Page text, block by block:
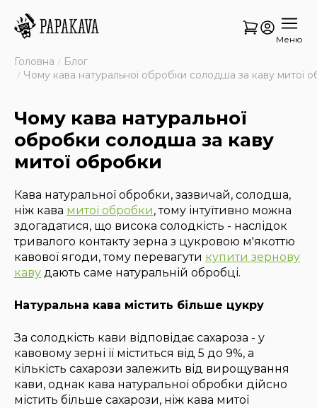
Меню
Головна
Блог
Чому кава натуральної обробки солодша за каву митої
Чому кава натуральної
обробки солодша за каву
митої обробки
Кава натуральної обробки, зазвичай, солодша,
ніж кава митої обробки, тому інтуїтивно можна
здогадатися, що висока солодкість - наслідок
тривалого контакту зерна з цукровою м'якоттю
кавової ягоди, тому перевагути купити зернову
каву дають саме натуральній обробці.
Натуральна кава містить більше цукру
За солодкість кави відповідає сахароза - у
кавовому зерні її міститься від 5 до 9%, а
кількість сахарози залежить від вирощування
кави, однак кава натуральної обробки дійсно
містить більше сахарози, ніж кава митої